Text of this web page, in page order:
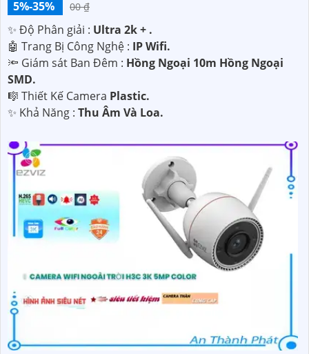
5%-35%
00 ₫
✨ Độ Phân giải : Ultra 2k + .
🤖️ Trang Bị Công Nghệ : IP Wifi.
🔦 Giám sát Ban Đêm : Hồng Ngoại 10m Hồng Ngoại
SMD.
🎼️ Thiết Kế Camera Plastic.
️✨ Khả Năng : Thu Âm Và Loa.